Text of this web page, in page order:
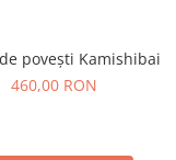
povești Kamishibai
460,00 RON